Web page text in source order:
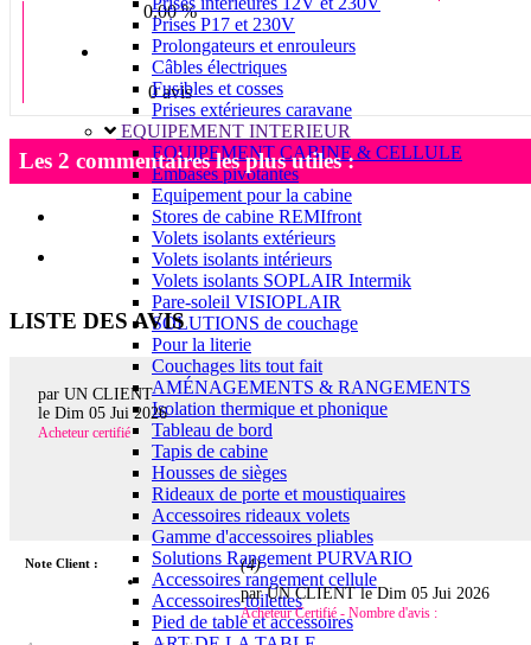
Prises P17 et 230V
Prolongateurs et enrouleurs
Câbles électriques
Fusibles et cosses
Prises extérieures caravane
EQUIPEMENT INTERIEUR
EQUIPEMENT CABINE & CELLULE
Embases pivotantes
Equipement pour la cabine
Stores de cabine REMIfront
Volets isolants extérieurs
Volets isolants intérieurs
Volets isolants SOPLAIR Intermik
Pare-soleil VISIOPLAIR
SOLUTIONS de couchage
Pour la literie
Couchages lits tout fait
AMÉNAGEMENTS & RANGEMENTS
Isolation thermique et phonique
Tableau de bord
Tapis de cabine
Housses de sièges
Rideaux de porte et moustiquaires
Accessoires rideaux volets
Gamme d'accessoires pliables
Solutions Rangement PURVARIO
Accessoires rangement cellule
Accessoires toilettes
Pied de table et accessoires
0.00 %
0 avis
Les 2 commentaires les plus utiles :
LISTE DES AVIS
par UN CLIENT
le Dim 05 Jui 2026
Acheteur certifié
Note Client : (4)
par UN CLIENT leDim 05 Jui 2026
Acheteur Certifié - Nombre d'avis :